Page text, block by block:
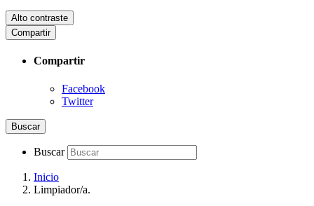
Alto contraste
Compartir
Compartir
Facebook
Twitter
Buscar
Buscar
Inicio
Limpiador/a.